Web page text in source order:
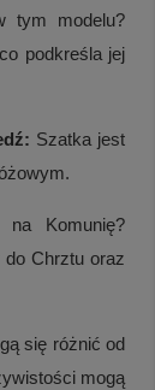
tym modelu?
podkreśla jej
Szatka jest
Komunię?
Chrztu oraz
się różnić od
mogą